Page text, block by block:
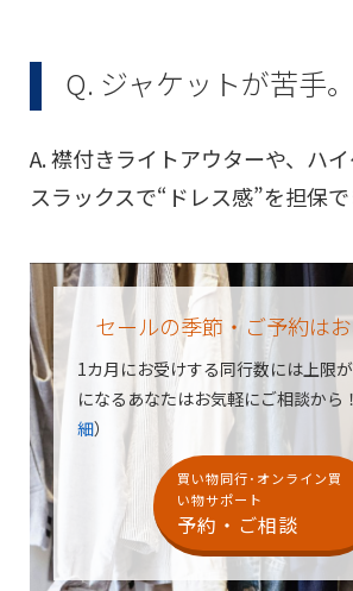
Q. ジャケットが苦手
A. 襟付きライトアウターや、ハ
スラックスで“ドレス感”を担保で
セールの季節・ご予約はお
1カ月にお受けする同行数には上限
になるあなたはお気軽にご相談から
細）
買い物同行･オンライン買
い物サポート
予約・ご相談